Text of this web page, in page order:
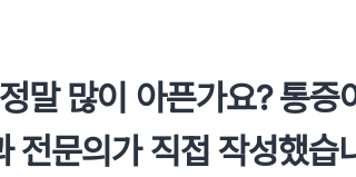
말 많이 아픈가요? 통증
전문의가 직접 작성했습